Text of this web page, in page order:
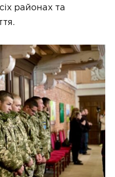
районах та